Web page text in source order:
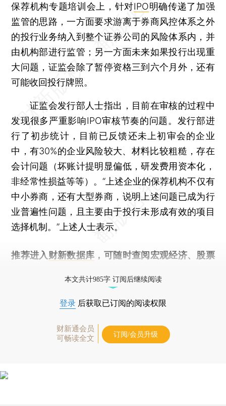
保荐机构专题培训会上，针对IPO明确传递了加强
监管的思路，一方面要求游离于券商风控体系之外
的投行业务纳入到整个证券公司的风险体系内，并
由机构部进行监管；另一方面未来如果投行出现重
大问题，证监会除了暂停资格三到六个月外，还有
可能收回投行牌照。
证监会发行部人士指出，目前在审核的过程中
发现很多严重影响IPO审核节奏的问题。发行部进
行了初步统计，目前已反馈还未上初审会的企业
中，有30%的企业风险较大、材料比较粗糙，存在
会计问题（坏账计提明显偏低，研发费用资本化，
非经常性损益等等）。“上述企业的保荐机构不仅有
中小券商，还有大型券商，说明上述问题已成为行
业普遍性问题，且主要由于投行未形成有效的项目
选择机制。”上述人士表示。
推荐进入 财新数据库 ，可随时查阅宏观经济、股票
本文共计985字 订阅后继续阅读
登录 后获取已订阅的阅读权限
财新通会员
可畅读全文
订阅/会员升级